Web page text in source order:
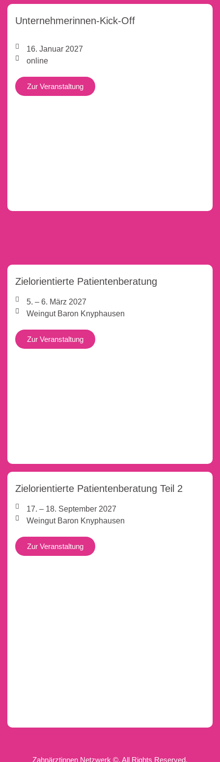
Unternehmerinnen-Kick-Off
16. Januar 2027
online
Zur Veranstaltung
Zielorientierte Patientenberatung
5. – 6. März 2027
Weingut Baron Knyphausen
Zur Veranstaltung
Zielorientierte Patientenberatung Teil 2
17. – 18. September 2027
Weingut Baron Knyphausen
Zur Veranstaltung
Zahnärztinnen Netzwerk ©. All Rights Reserved.